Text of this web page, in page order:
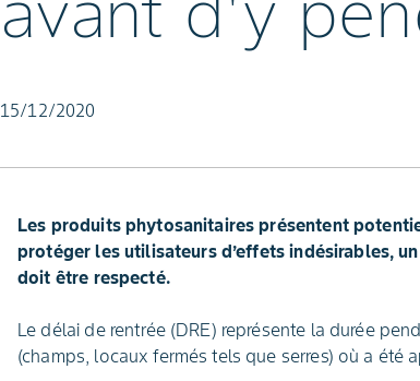
15/12/2020
Les produits phytosanitaires présentent
protéger les utilisateurs d’effets indésirables,
doit être respecté.
Le délai de rentrée (DRE) représente la durée
(champs, locaux fermés tels que serres) où a été